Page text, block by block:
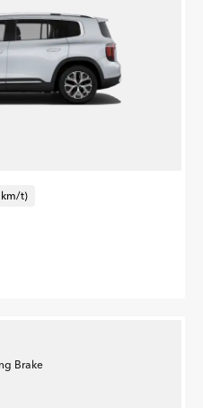
km/t)
Brake